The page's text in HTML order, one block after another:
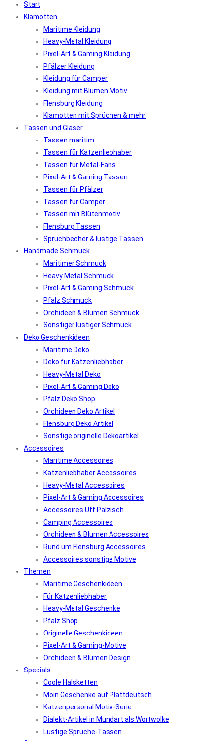
Start
Klamotten
Maritime Kleidung
Heavy-Metal Kleidung
Pixel-Art & Gaming Kleidung
Pfälzer Kleidung
Kleidung für Camper
Kleidung mit Blumen Motiv
Flensburg Kleidung
Klamotten mit Sprüchen & mehr
Tassen und Gläser
Tassen maritim
Tassen für Katzenliebhaber
Tassen für Metal-Fans
Pixel-Art & Gaming Tassen
Tassen für Pfälzer
Tassen für Camper
Tassen mit Blütenmotiv
Flensburg Tassen
Spruchbecher & lustige Tassen
Handmade Schmuck
Maritimer Schmuck
Heavy Metal Schmuck
Pixel-Art & Gaming Schmuck
Pfalz Schmuck
Orchideen & Blumen Schmuck
Sonstiger lustiger Schmuck
Deko Geschenkideen
Maritime Deko
Deko für Katzenliebhaber
Heavy-Metal Deko
Pixel-Art & Gaming Deko
Pfalz Deko Shop
Orchideen Deko Artikel
Flensburg Deko Artikel
Sonstige originelle Dekoartikel
Accessoires
Maritime Accessoires
Katzenliebhaber Accessoires
Heavy-Metal Accessoires
Pixel-Art & Gaming Accessoires
Accessoires Uff Pälzisch
Camping Accessoires
Orchideen & Blumen Accessoires
Rund um Flensburg Accessoires
Accessoires sonstige Motive
Themen
Maritime Geschenkideen
Für Katzenliebhaber
Heavy-Metal Geschenke
Pfalz Shop
Originelle Geschenkideen
Pixel-Art & Gaming-Motive
Orchideen & Blumen Design
Specials
Coole Halsketten
Moin Geschenke auf Plattdeutsch
Katzenpersonal Motiv-Serie
Dialekt-Artikel in Mundart als Wortwolke
Lustige Sprüche-Tassen